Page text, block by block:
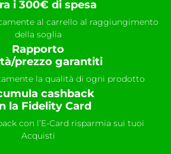
i 300€ di spesa
al carrello al raggiungimento
della soglia
Rapporto
prezzo garantiti
la qualità di ogni prodotto
cashback
la Fidelity Card
con l’E-Card risparmia sui tuoi
Acquisti